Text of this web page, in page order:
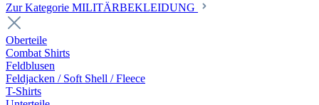
Zur Kategorie MILITÄRBEKLEIDUNG
Oberteile
Combat Shirts
Feldblusen
Feldjacken / Soft Shell / Fleece
T-Shirts